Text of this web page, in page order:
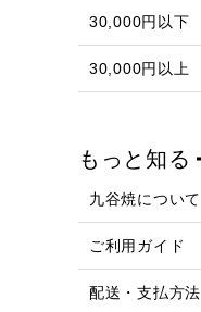
30,000円以下
30,000円以上
もっと知る
九谷焼について
ご利用ガイド
配送・支払方法